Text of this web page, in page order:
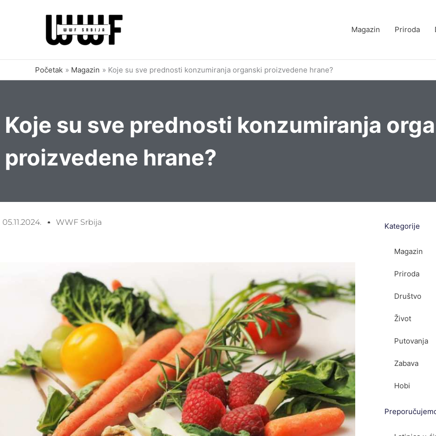
Magazin Priroda
Početak Magazin Koje su sve prednosti konzumiranja organski proizvedene hrane?
Koje su sve prednosti konzumiranja
proizvedene hrane?
05.11.2024. WWF Srbija Kategorije
Magazin
Priroda
Društvo
Život
Putovanja
Zabava
Hobi